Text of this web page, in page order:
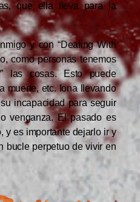
que ella lleva para la
y con “Dealing With
como personas tenemos
las cosas. Esto puede
muerte, etc. Iona llevando
incapacidad para seguir
venganza. El pasado es
y es importante dejarlo ir y
bucle perpetuo de vivir en